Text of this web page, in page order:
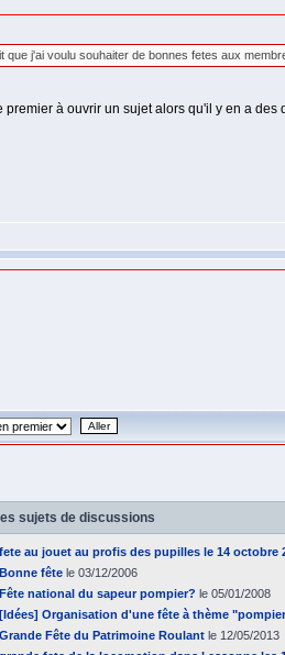
j'ai voulu souhaiter de bonnes fetes aux
à ouvrir un sujet alors qu'il y en a
sujets de discussions
fete au jouet au profis des pupilles le 14 octobre
Bonne fête le 03/12/2006
Fête national du sapeur pompier? le 05/01/2008
[Idées] Organisation d'une fête à thème
Grande Fête du Patrimoine Roulant le 12/05/2013